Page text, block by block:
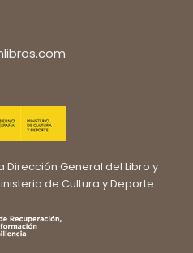
General del Libro y
de Cultura y Deporte